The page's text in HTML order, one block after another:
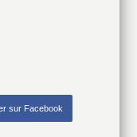
sur Facebook